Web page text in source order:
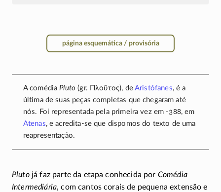
página esquemática / provisória
A comédia Pluto (gr. Πλοῦτος), deAristófanes, é a
última de suas peças completas que chegaram até
nós. Foi representada pela primeira vez em -388, em
Atenas, eacredita-se que dispomos do texto de uma
reapresentação.
Plutojá faz parte da etapa conhecida por Comédia
Intermediária, com cantos corais de pequena extensão e